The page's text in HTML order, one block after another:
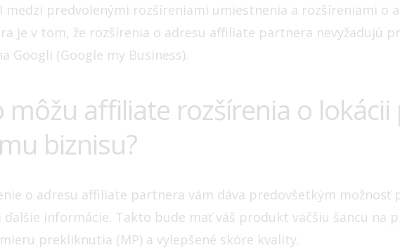
medzi predvolenými rozšíreniami umiestnenia a rozšíreniami o
je v tom, že rozšírenia o adresu affiliate partnera nevyžadujú
Googli (Google my Business).
môžu affiliate rozšírenia o
biznisu?
o adresu affiliate partnera vám dáva predovšetkým možnosť
ďalšie informácie. Takto bude mať váš produkt väčšiu šancu na
prekliknutia (MP) a vylepšené skóre kvality.